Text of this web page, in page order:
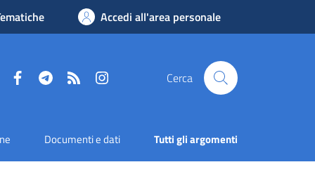
Accedi all'area personale
FacebookTelegramRSS Cerca
Documenti e dati Tutti gli argomenti